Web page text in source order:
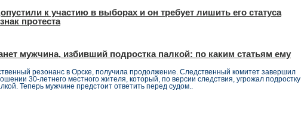
к участию в выборах и он требует лишить его статуса
протеста
мужчина, избивший подростка палкой: по каким статьям ему
резонанс в Орске, получила продолжение. Следственный комитет завершил
30-летнего местного жителя, который, по версии следствия, угрожал подростку
Теперь мужчине предстоит ответить перед судом..